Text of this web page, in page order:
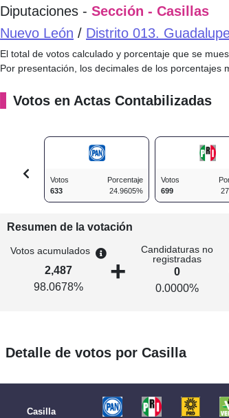
Diputaciones - Sección - Casillas
Nuevo León / Distrito 013.
El total de votos calculado y porcentaje que se
Por presentación, los decimales de los
Votos en Actas Contabilizadas
Votos
633
Porcentaje
24.9605%
Votos
699
Resumen de la votación
Votos acumulados
2,487
98.0678%
+
Candidaturas no
registradas
0
0.0000%
Detalle de votos por Casilla
Casilla